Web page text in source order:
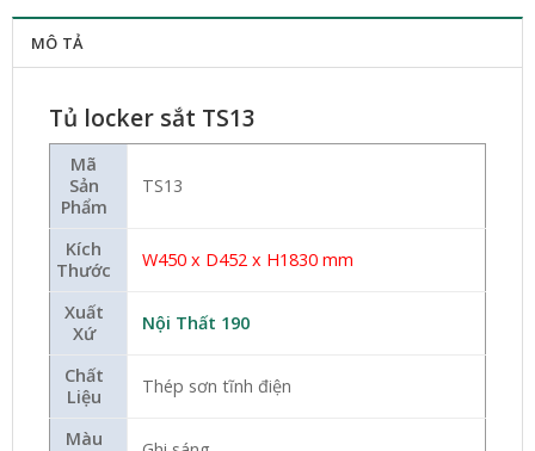
MÔ TẢ
Tủ locker sắt TS13
Mã
Sản
Phẩm
TS13
Kích
Thước
W450 x D452 x H1830 mm
Xuất
Xứ
Nội Thất 190
Chất
Liệu
Thép sơn tĩnh điện
Màu